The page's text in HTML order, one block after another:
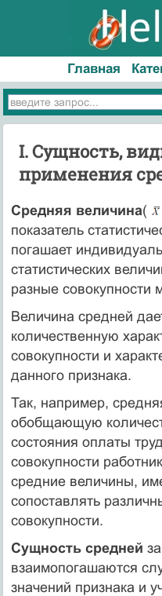
Главная
I. Сущность,
применения
Средняя величина(
показатель
погашает
статистических
разные совокупности
Величина средней
количественную
совокупности и
данного признака.
Так, например,
обобщающую
состояния оплаты
совокупности
средние величины,
сопоставлять
совокупности.
Сущность средней
взаимопогашаются
значений признака и